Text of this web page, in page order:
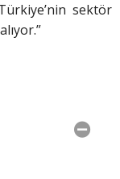
sektör